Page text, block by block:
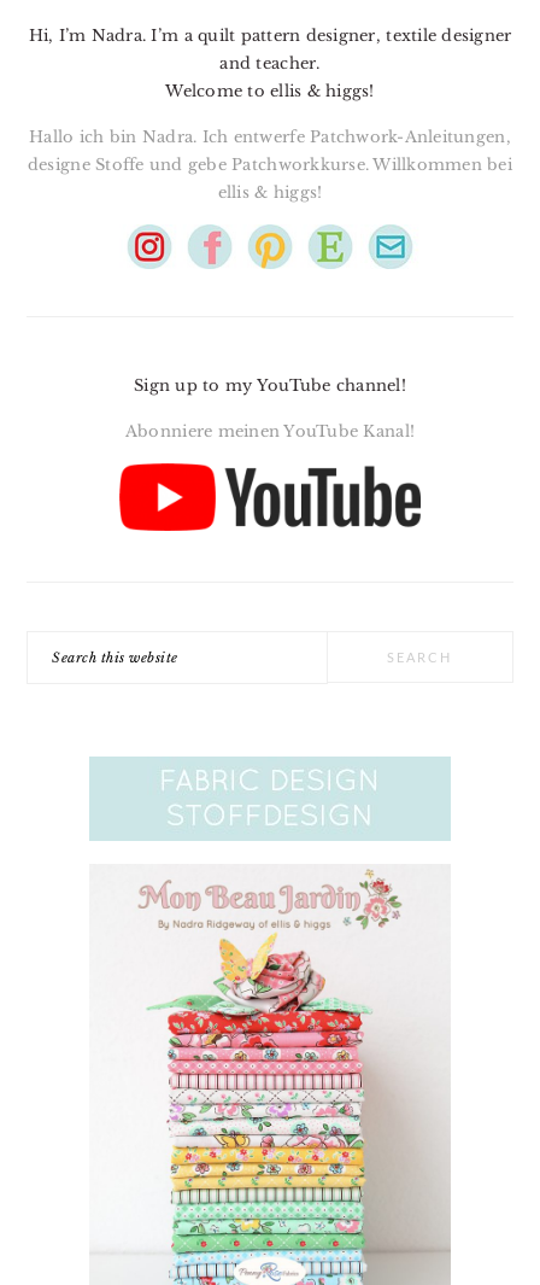
Hi, I’m Nadra. I’m a quilt pattern designer, textile designer
and teacher.
Welcome to ellis & higgs!
Hallo ich bin Nadra. Ich entwerfe Patchwork-Anleitungen,
designe Stoffe und gebe Patchworkkurse. Willkommen bei
ellis & higgs!
Sign up to my YouTube channel!
Abonniere meinen YouTube Kanal!